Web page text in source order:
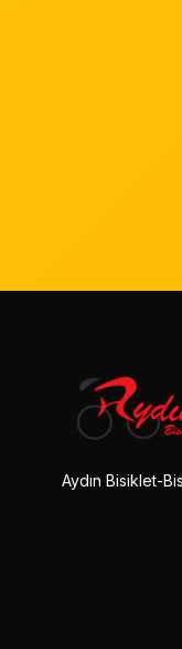
Aydın Bisiklet-